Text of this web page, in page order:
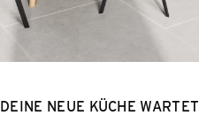
DEINE NEUE KÜCHE WARTET